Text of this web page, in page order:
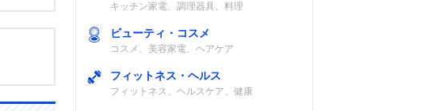
キッチン家電、調理器具、料理
ビューティ・コスメ
コスメ、美容家電、ヘアケア
フィットネス・ヘルス
フィットネス、ヘルスケア、健康